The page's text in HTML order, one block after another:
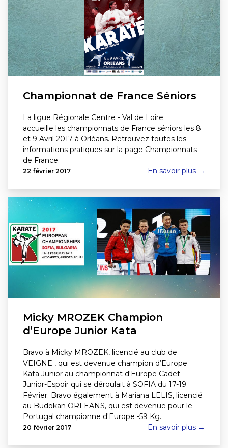
Championnat de France Séniors
La ligue Régionale Centre - Val de Loire
accueille les championnats de France séniors les 8
et 9 Avril 2017 à Orléans. Retrouvez toutes les
informations pratiques sur la page Championnats
de France.
22 février 2017 En savoir plus →
Micky MROZEK Champion
d’Europe Junior Kata
Bravo à Micky MROZEK, licencié au club de
VEIGNE , qui est devenue champion d’Europe
Kata Junior au championnat d'Europe Cadet-
Junior-Espoir qui se déroulait à SOFIA du 17-19
Février. Bravo également à Mariana LELIS, licencié
au Budokan ORLEANS, qui est devenue pour le
Portugal championne d'Europe -59 Kg.
20 février 2017 En savoir plus →